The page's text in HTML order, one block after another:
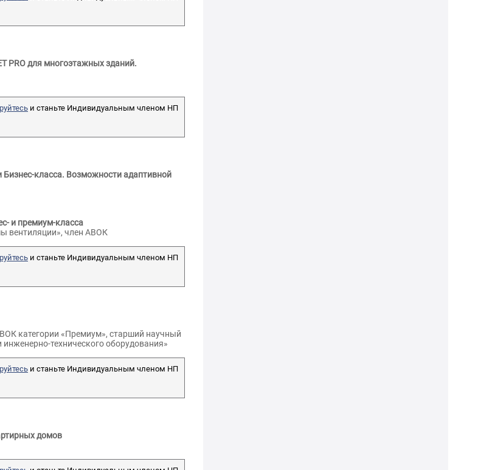
PRO для многоэтажных зданий.
и станьте Индивидуальным членом НП
класса. Возможности адаптивной
и премиум-класса
вентиляции», член АВОК
и станьте Индивидуальным членом НП
категории «Премиум», старший научный
технического оборудования»
и станьте Индивидуальным членом НП
домов